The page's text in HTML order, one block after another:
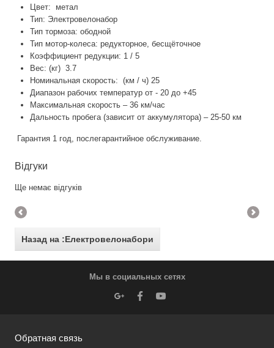
Цвет: метал
Тип: Электровелонабор
Тип тормоза: ободной
Тип мотор-колеса: редукторное, бесщёточное
Коэффициент редукции: 1 / 5
Вес: (кг) 3.7
Номинальная скорость: (км / ч) 25
Диапазон рабочих температур от - 20 до +45
Максимальная скорость – 36 км/час
Дальность пробега (зависит от аккумулятора) – 25-50 км
Гарантия 1 год, послегарантийное обслуживание.
Відгуки
Ще немає відгуків
Назад на :Електровелонабори
Мы в социальных сетях
Обратная связь